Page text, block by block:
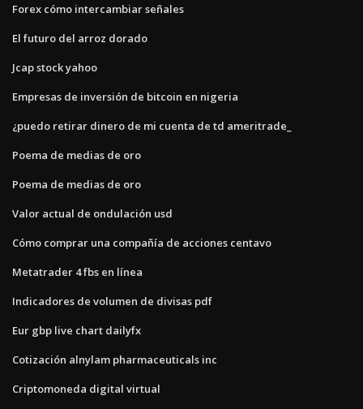
Forex cómo intercambiar señales
El futuro del arroz dorado
Jcap stock yahoo
Empresas de inversión de bitcoin en nigeria
¿puedo retirar dinero de mi cuenta de td ameritrade_
Poema de medias de oro
Poema de medias de oro
Valor actual de ondulación usd
Cómo comprar una compañía de acciones centavo
Metatrader 4 fbs en línea
Indicadores de volumen de divisas pdf
Eur gbp live chart dailyfx
Cotización alnylam pharmaceuticals inc
Criptomoneda digital virtual